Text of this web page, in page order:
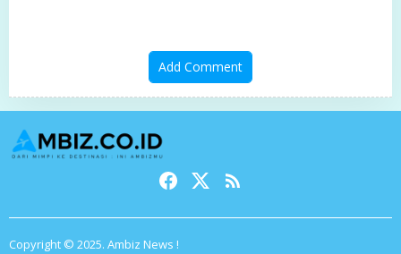
Add Comment
Copyright © 2025. Ambiz News !